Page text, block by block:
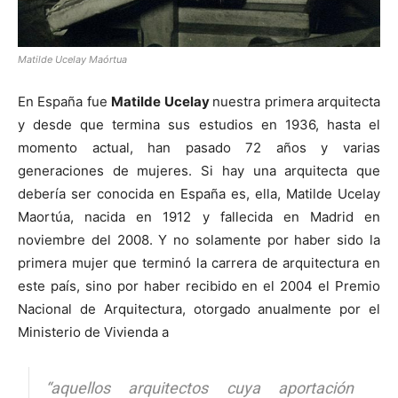
Matilde Ucelay Maórtua
En España fue Matilde Ucelay nuestra primera arquitecta
y desde que termina sus estudios en 1936, hasta el
momento actual, han pasado 72 años y varias
generaciones de mujeres. Si hay una arquitecta que
debería ser conocida en España es, ella, Matilde Ucelay
Maortúa, nacida en 1912 y fallecida en Madrid en
noviembre del 2008. Y no solamente por haber sido la
primera mujer que terminó la carrera de arquitectura en
este país, sino por haber recibido en el 2004 el Premio
Nacional de Arquitectura, otorgado anualmente por el
Ministerio de Vivienda a
“aquellos arquitectos cuya aportación